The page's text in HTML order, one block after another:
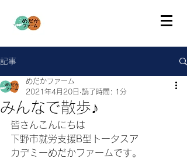
記事
みんなで散歩♪
めだかファーム
2021年4月20日 読了時間: 1分
皆さんこんにちは
下野市就労支援B型トータスア
カデミーめだかファームです。